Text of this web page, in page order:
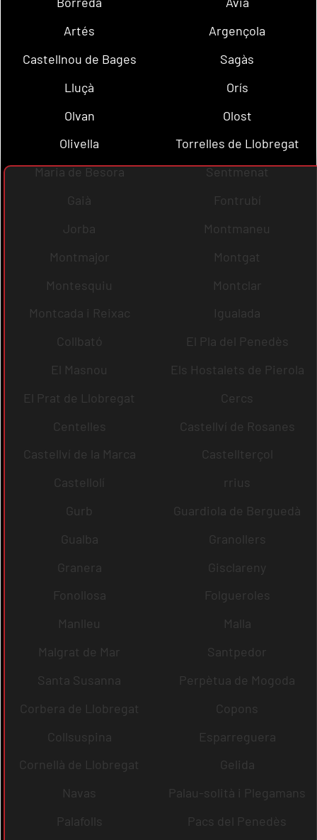
Artés
Argençola
Castellnou de Bages
Sagàs
Lluçà
Orís
Olvan
Olost
Olivella
Torrelles de Llobregat
Maria de Besora
Sentmenat
Gaià
Fontrubí
Jorba
Montmaneu
Montmajor
Montgat
Montesquiu
Montclar
Montcada i Reixac
Igualada
Collbató
El Pla del Penedès
El Masnou
Els Hostalets de Pierola
El Prat de Llobregat
Cercs
Centelles
Castellví de Rosanes
Castellví de la Marca
Castellterçol
Castellolí
rrius
Gurb
Guardiola de Berguedà
Gualba
Granollers
Granera
Gisclareny
Fonollosa
Folgueroles
Manlleu
Malla
Malgrat de Mar
Santpedor
Santa Susanna
Perpètua de Mogoda
Corbera de Llobregat
Copons
Collsuspina
Esparreguera
Cornellà de Llobregat
Gelida
Navas
Palau-solità i Plegamans
Palafolls
Pacs del Penedès